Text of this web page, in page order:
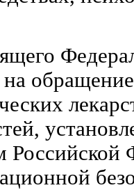
на обращение